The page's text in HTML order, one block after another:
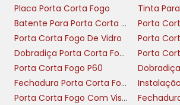
Normas técnicas exigem
verificação de isolamento
corta-fogo com dobradiça
com folgas e selantes. A
conforme ficha técnica,
inspeções quinzenais.
corredores de emergência a
Placa Porta Corta Fogo
Batente Para Porta Corta Fogo
Porta Corta Fogo De Vidro
Porta
Dobradiça Porta Corta Fogo Com Mola
Porta
Porta Corta Fogo P60
Fechadura Porta Corta Fogo Com Barra Antipânico
Porta Corta Fogo Com Visor